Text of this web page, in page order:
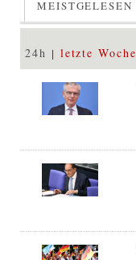
MEISTGELESEN
24h letzte Woche